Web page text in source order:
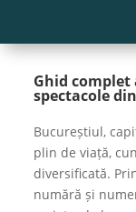
Ghid
spectacole
Bucureștiul,
plin de viață,
diversificată.
numără și